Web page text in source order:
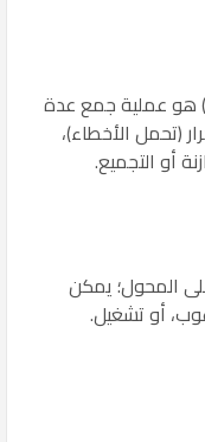
تجميع بطاقات الشبكة (NIC teaming) هو عملية جمع عدة
(تحمل الأخطاء)،
أو التجميع.
المحول؛ يمكن
أو تشغيل.